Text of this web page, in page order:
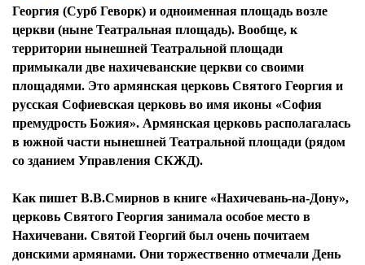
Георгия (Сурб Геворк) и одноименная площадь возле
церкви (ныне Театральная площадь). Вообще, к
территории нынешней Театральной площади
примыкали две нахичеванские церкви со своими
площадями. Это армянская церковь Святого Георгия и
русская Софиевская церковь во имя иконы «София
премудрость Божия». Армянская церковь располагалась
в южной части нынешней Театральной площади (рядом
со зданием Управления СКЖД).
Как пишет В.В.Смирнов в книге «Нахичевань-на-Дону»,
церковь Святого Георгия занимала особое место в
Нахичевани. Святой Георгий был очень почитаем
донскими армянами. Они торжественно отмечали День